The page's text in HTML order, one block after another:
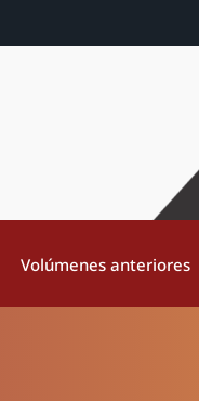
Volúmenes anteriores